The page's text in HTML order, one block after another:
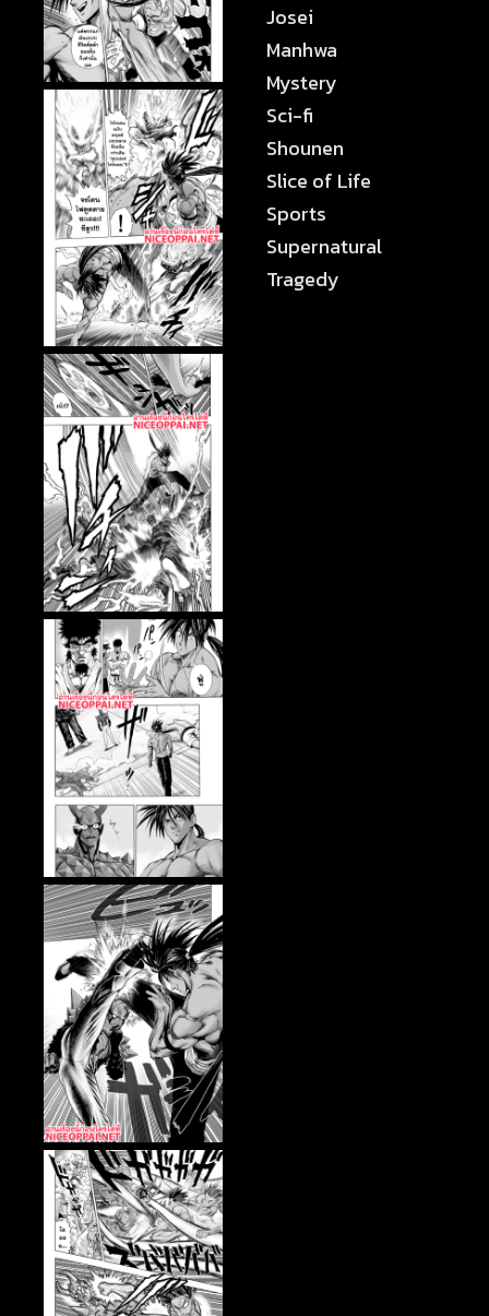
Josei
Manhwa
Mystery
Sci-fi
Shounen
Slice of Life
Sports
Supernatural
Tragedy